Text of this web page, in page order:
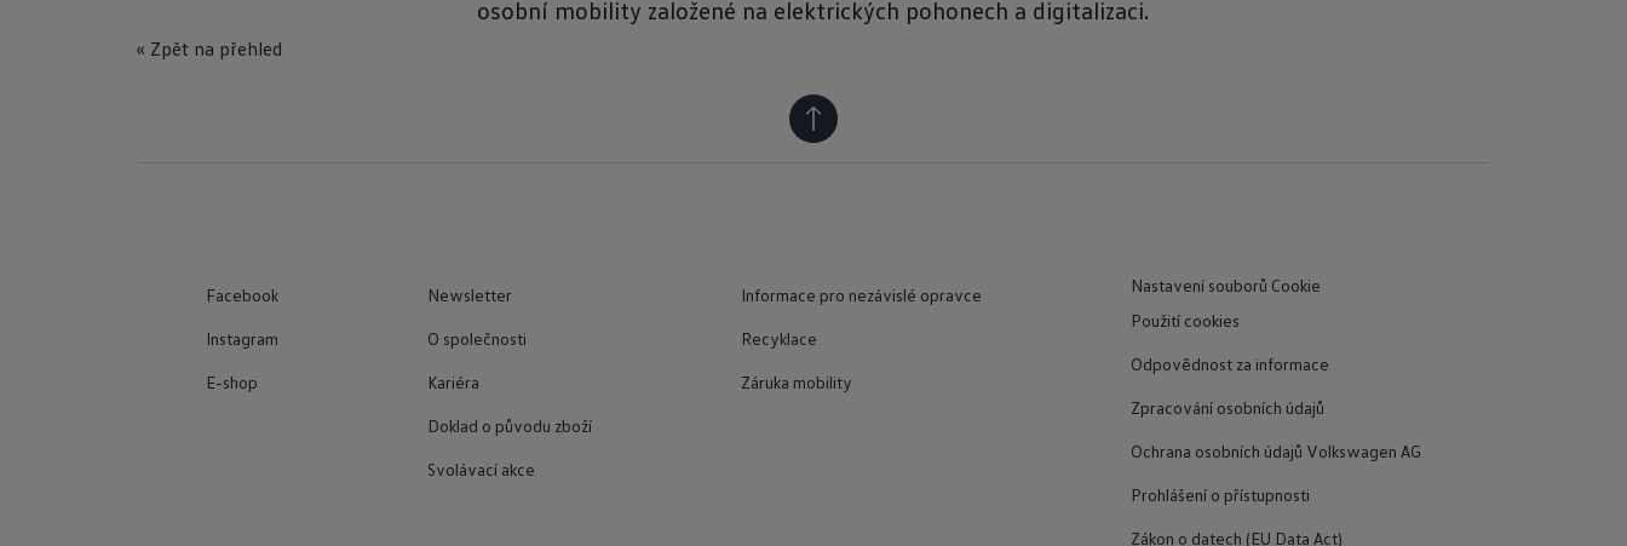
osobní mobility založené na elektrických pohonech a digitalizaci.
« Zpět na přehled
Facebook
Instagram
E-shop
Newsletter
O společnosti
Kariéra
Doklad o původu zboží
Svolávací akce
Informace pro nezávislé opravce
Recyklace
Záruka mobility
Nastavení souborů Cookie
Použití cookies
Odpovědnost za informace
Zpracování osobních údajů
Ochrana osobních údajů Volkswagen AG
Prohlášení o přístupnosti
Zákon o datech (EU Data Act)